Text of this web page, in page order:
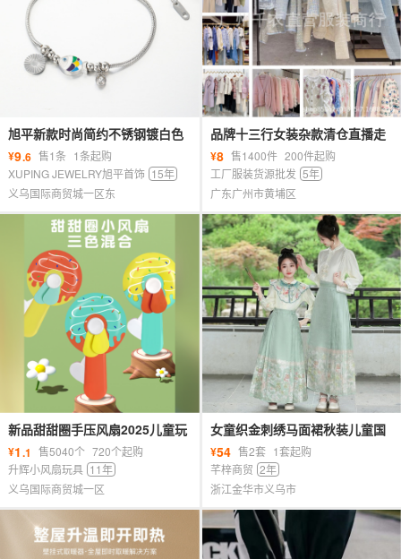
旭平新款时尚简约不锈钢镀白色
小鱼手链小众个性男女同款手饰
批发
¥9.6 售1条 1条起购
XUPING JEWELRY旭平首饰 15年
义乌国际商贸城一区东
品牌十三行女装杂款清仓直播走
份秋冬品牌毛衣小香风外套尾货
批发
¥8 售1400件 200件起购
工厂服装货源批发 5年
广东广州市黄埔区
新品甜甜圈手压风扇2025儿童玩
具小风扇学生手持风扇地摊爆款
玩具
¥1.1 售5040个 720个起购
升辉小风扇玩具 11年
义乌国际商贸城一区
女童织金刺绣马面裙秋装儿童国
风服装亲子母女装古风长袖汉服
套装
¥54 售2套 1套起购
芊梓商贸 2年
浙江金华市义乌市